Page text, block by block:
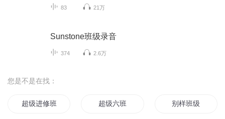
83 21万
Sunstone班级录音
374 2.6万
您是不是在找：
超级进修班系统 超级六班 别样班级